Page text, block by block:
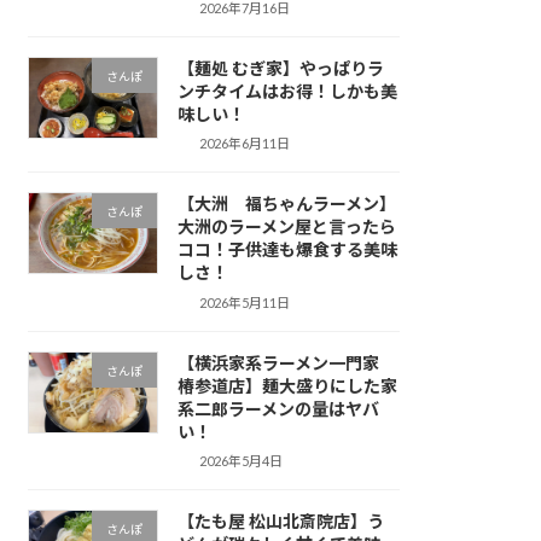
2026年7月16日
さんぽ
【麺処 むぎ家】やっぱりラ
ンチタイムはお得！しかも美
味しい！
2026年6月11日
さんぽ
【大洲 福ちゃんラーメン】
大洲のラーメン屋と言ったら
ココ！子供達も爆食する美味
しさ！
2026年5月11日
さんぽ
【横浜家系ラーメン一門家
椿参道店】麺大盛りにした家
系二郎ラーメンの量はヤバ
い！
2026年5月4日
さんぽ
【たも屋 松山北斎院店】う